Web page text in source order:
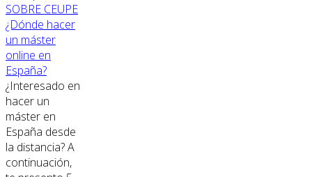
SOBRE CEUPE
¿Dónde hacer
un máster
online en
España?
¿Interesado en
hacer un
máster en
España desde
la distancia? A
continuación,